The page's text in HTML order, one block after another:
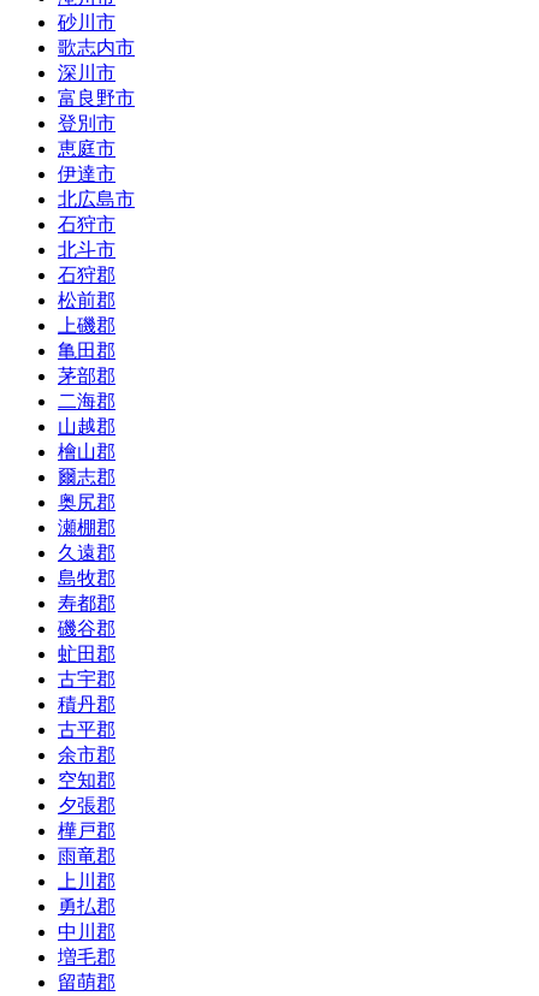
砂川市
歌志内市
深川市
富良野市
登別市
恵庭市
伊達市
北広島市
石狩市
北斗市
石狩郡
松前郡
上磯郡
亀田郡
茅部郡
二海郡
山越郡
檜山郡
爾志郡
奥尻郡
瀬棚郡
久遠郡
島牧郡
寿都郡
磯谷郡
虻田郡
古宇郡
積丹郡
古平郡
余市郡
空知郡
夕張郡
樺戸郡
雨竜郡
上川郡
勇払郡
中川郡
増毛郡
留萌郡